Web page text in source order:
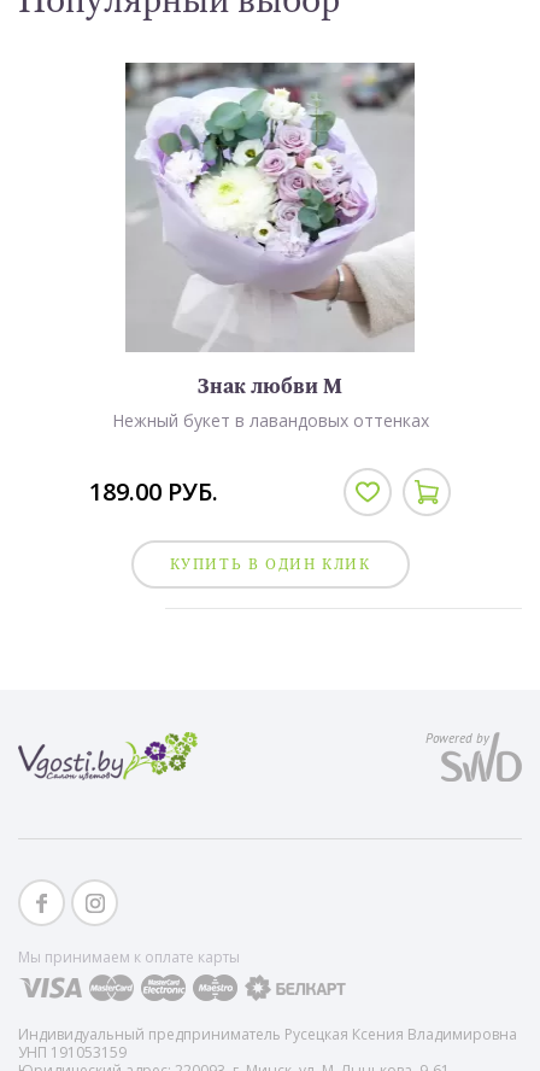
Знак любви M
Нежный букет в лавандовых оттенках
189.00 РУБ.
КУПИТЬ В ОДИН КЛИК
Powered by
Индивидуальный предприниматель Русецкая Ксения Владимировна
УНП 191053159
Мы принимаем к оплате карты